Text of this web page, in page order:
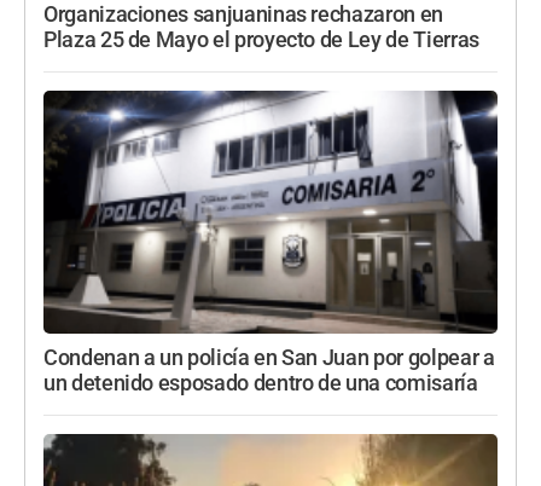
Organizaciones sanjuaninas rechazaron en
Plaza 25 de Mayo el proyecto de Ley de Tierras
Condenan a un policía en San Juan por golpear a
un detenido esposado dentro de una comisaría